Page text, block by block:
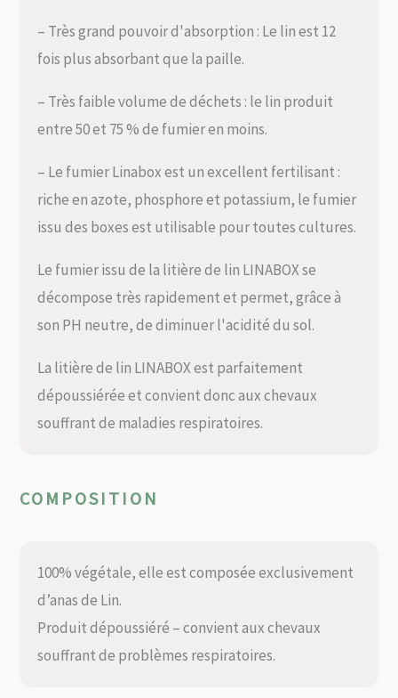
– Très grand pouvoir d'absorption : Le lin est 12
fois plus absorbant que la paille.
– Très faible volume de déchets : le lin produit
entre 50 et 75 % de fumier en moins.
– Le fumier Linabox est un excellent fertilisant :
riche en azote, phosphore et potassium, le fumier
issu des boxes est utilisable pour toutes cultures.
Le fumier issu de la litière de lin LINABOX se
décompose très rapidement et permet, grâce à
son PH neutre, de diminuer l'acidité du sol.
La litière de lin LINABOX est parfaitement
dépoussiérée et convient donc aux chevaux
souffrant de maladies respiratoires.
COMPOSITION
100% végétale, elle est composée exclusivement
d’anas de Lin.
Produit dépoussiéré – convient aux chevaux
souffrant de problèmes respiratoires.